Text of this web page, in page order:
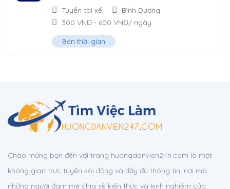
Tuyển tài xế
Bình Dương
300 VNĐ - 600 VNĐ/ ngày
Bán thời gian
Chào mừng bạn đến với trang huongdanvien24h.com là một
không gian trực tuyến sôi động và đầy đủ thông tin, nơi mà
những người đam mê chia sẻ kiến thức và kinh nghiệm của